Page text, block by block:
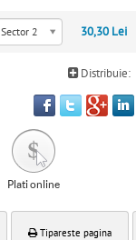
Sector 2 30,30 Lei
Distribuie:
Plati online
Tipareste pagina